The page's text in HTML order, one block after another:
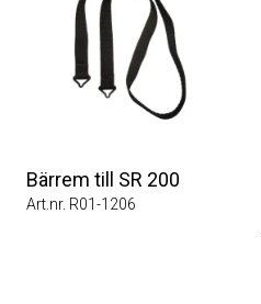
Bärrem till SR 200
Art.nr. R01-1206